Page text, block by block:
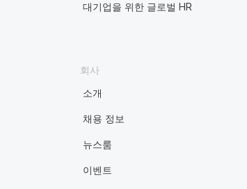
대기업을 위한 글로벌 HR
회사
소개
채용 정보
뉴스룸
이벤트